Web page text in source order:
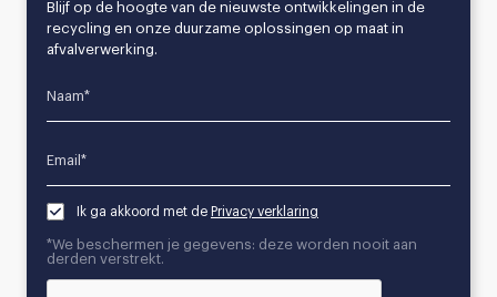
Blijf op de hoogte van de nieuwste ontwikkelingen in de
recycling en onze duurzame oplossingen op maat in
afvalverwerking.
Name*
Email*
Ik ga akkoord met de Privacy verklaring
*We beschermen je gegevens: deze worden nooit aan
derden verstrekt.